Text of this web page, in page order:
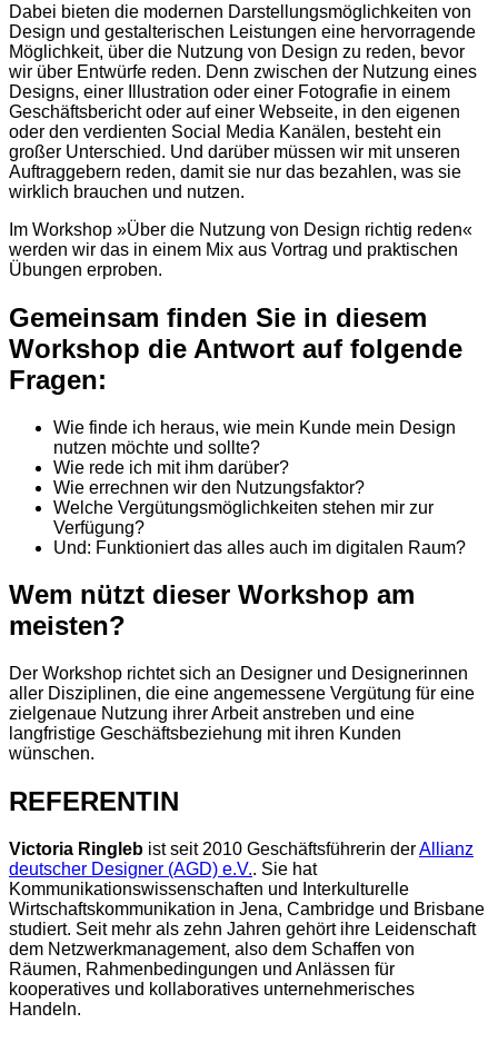
Dabei bieten die modernen Darstellungsmöglichkeiten von
Design und gestalterischen Leistungen eine hervorragende
Möglichkeit, über die Nutzung von Design zu reden, bevor
wir über Entwürfe reden. Denn zwischen der Nutzung eines
Designs, einer Illustration oder einer Fotografie in einem
Geschäftsbericht oder auf einer Webseite, in den eigenen
oder den verdienten Social Media Kanälen, besteht ein
großer Unterschied. Und darüber müssen wir mit unseren
Auftraggebern reden, damit sie nur das bezahlen, was sie
wirklich brauchen und nutzen.
Im Workshop »Über die Nutzung von Design richtig reden«
werden wir das in einem Mix aus Vortrag und praktischen
Übungen erproben.
Gemeinsam finden Sie in diesem
Workshop die Antwort auf folgende
Fragen:
Wie finde ich heraus, wie mein Kunde mein Design
nutzen möchte und sollte?
Wie rede ich mit ihm darüber?
Wie errechnen wir den Nutzungsfaktor?
Welche Vergütungsmöglichkeiten stehen mir zur
Verfügung?
Und: Funktioniert das alles auch im digitalen Raum?
Wem nützt dieser Workshop am
meisten?
Der Workshop richtet sich an Designer und Designerinnen
aller Disziplinen, die eine angemessene Vergütung für eine
zielgenaue Nutzung ihrer Arbeit anstreben und eine
langfristige Geschäftsbeziehung mit ihren Kunden
wünschen.
REFERENTIN
Victoria Ringleb ist seit 2010 Geschäftsführerin derAllianz
deutscher Designer (AGD) e.V.. Sie hat
Kommunikationswissenschaften und Interkulturelle
Wirtschaftskommunikation in Jena, Cambridge und Brisbane
studiert. Seit mehr als zehn Jahren gehört ihre Leidenschaft
dem Netzwerkmanagement, also dem Schaffen von
Räumen, Rahmenbedingungen und Anlässen für
kooperatives und kollaboratives unternehmerisches
Handeln.